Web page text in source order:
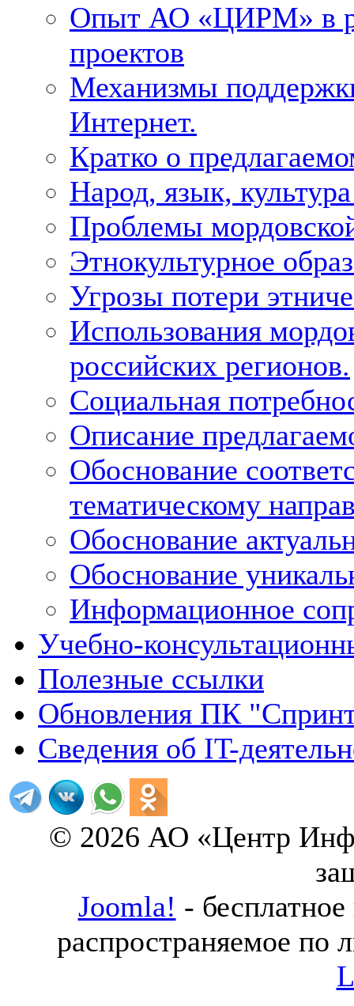
Опыт АО «ЦИРМ» в
проектов
Механизмы
Интернет.
Кратко о
Народ, язык,
Проблемы
Этнокультурное
Угрозы потери
Использования
российских регионов.
Социальная
Описание
Обоснование
тематическому
Обоснование
Обоснование
Информационное
Учебно-
Полезные ссылки
Обновления ПК
Сведения об IT-
© 2026 АО «Центр
Joomla! -
распространяемое по